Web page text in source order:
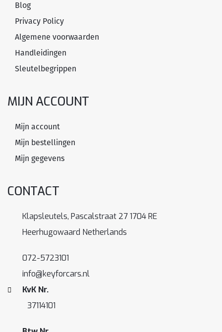
Blog
Privacy Policy
Algemene voorwaarden
Handleidingen
Sleutelbegrippen
MIJN ACCOUNT
Mijn account
Mijn bestellingen
Mijn gegevens
CONTACT
Klapsleutels, Pascalstraat 27 1704 RE
Heerhugowaard Netherlands
072-5723101
info@keyforcars.nl
KvK Nr.
37114101